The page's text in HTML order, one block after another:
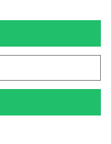
depuis 2008